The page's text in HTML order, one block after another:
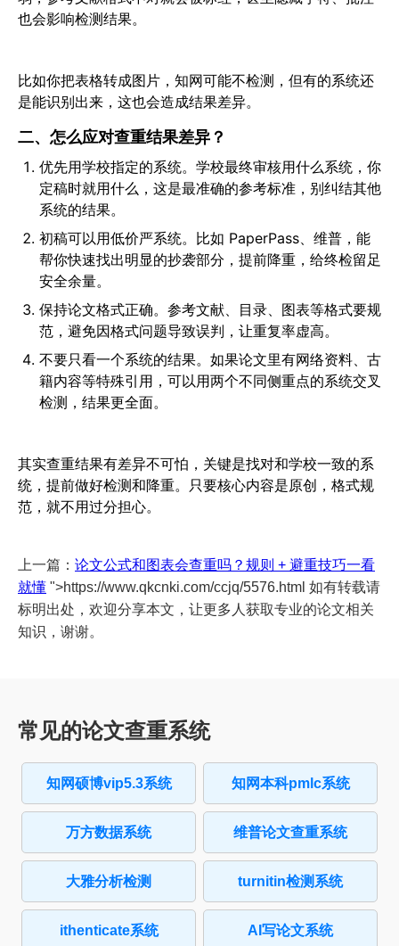
也会影响检测结果。
比如你把表格转成图片，知网可能不检测，但有的系统还
是能识别出来，这也会造成结果差异。
二、怎么应对查重结果差异？
优先用学校指定的系统。学校最终审核用什么系统，你
定稿时就用什么，这是最准确的参考标准，别纠结其他
系统的结果。
初稿可以用低价严系统。比如 PaperPass、维普，能
帮你快速找出明显的抄袭部分，提前降重，给终检留足
安全余量。
保持论文格式正确。参考文献、目录、图表等格式要规
范，避免因格式问题导致误判，让重复率虚高。
不要只看一个系统的结果。如果论文里有网络资料、古
籍内容等特殊引用，可以用两个不同侧重点的系统交叉
检测，结果更全面。
其实查重结果有差异不可怕，关键是找对和学校一致的系
统，提前做好检测和降重。只要核心内容是原创，格式规
范，就不用过分担心。
上一篇： 论文公式和图表会查重吗？规则 + 避重技巧一看
就懂 ">https://www.qkcnki.com/ccjq/5576.html 如有转载请
标明出处，欢迎分享本文，让更多人获取专业的论文相关
知识，谢谢。
常见的论文查重系统
知网硕博vip5.3系统 知网本科pmlc系统
万方数据系统 维普论文查重系统
大雅分析检测 turnitin检测系统
ithenticate系统 AI写论文系统